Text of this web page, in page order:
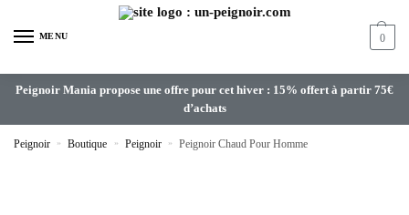
MENU 0
Peignoir Mania propose une offre pour cet hiver : 15% offert à partir 75€
d’achats
Peignoir » Boutique » Peignoir » Peignoir Chaud Pour Homme